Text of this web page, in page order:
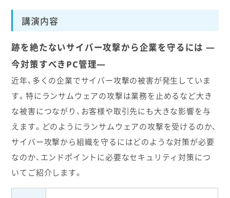
講演内容
跡を絶たないサイバー攻撃から企業を守るには ―
今対策すべきPC管理―
近年、多くの企業でサイバー攻撃の被害が発生していま
す。特にランサムウェアの攻撃は業務を止めるなど大き
な被害につながり、お客様や取引先にも大きな影響を与
えます。どのようにランサムウェアの攻撃を受けるのか、
サイバー攻撃から組織を守るにはどのような対策が必要
なのか、エンドポイントに必要なセキュリティ対策につ
いてご紹介します。